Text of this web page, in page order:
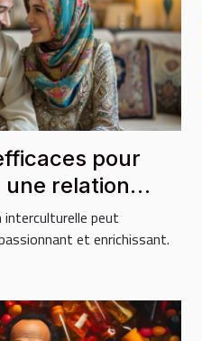
pour
relation
interculturelle peut
et enrichissant.